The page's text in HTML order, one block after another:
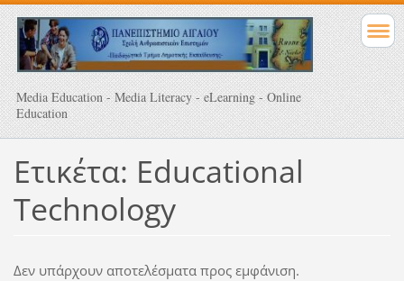
Media Education - Media Literacy - eLearning - Online
Education
Ετικέτα: Educational
Technology
Δεν υπάρχουν αποτελέσματα προς εμφάνιση.